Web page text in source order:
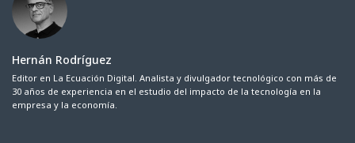
Hernán Rodríguez
Editor en La Ecuación Digital. Analista y divulgador tecnológico con más de
30 años de experiencia en el estudio del impacto de la tecnología en la
empresa y la economía.